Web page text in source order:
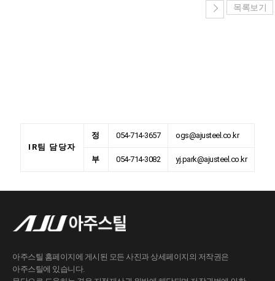
목록보기
IR팀 담당자
정 054-714-3657 ogs@ajusteel.co.kr
부 054-714-3082 yj.park@ajusteel.co.kr
아주스틸 홈페이지에 게시된 모든 사진과 상세페이지의 저작권은
아주스틸에 있습니다.